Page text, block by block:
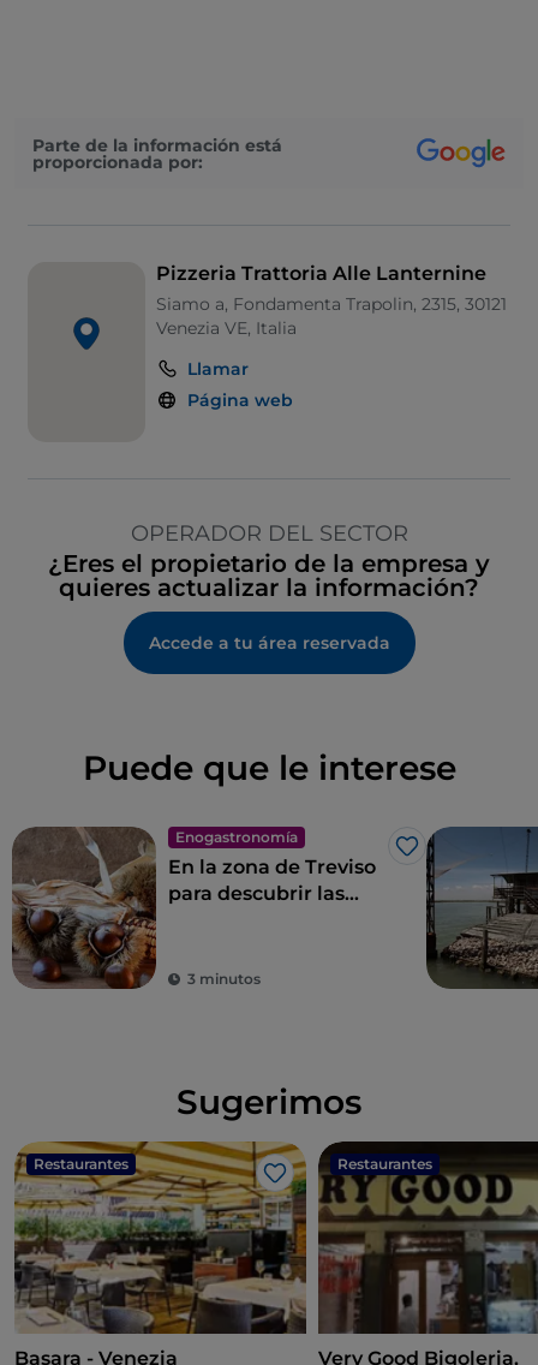
Parte de la información está
proporcionada por:
Pizzeria Trattoria Alle Lanternine
Siamo a, Fondamenta Trapolin, 2315, 30121
Venezia VE, Italia
Llamar
Página web
OPERADOR DEL SECTOR
¿Eres el propietario de la empresa y
quieres actualizar la información?
Accede a tu área reservada
Puede que le interese
Enogastronomía
Me gusta
En la zona de Treviso
para descubrir las
más sabrosas
3 minutos
Sugerimos
Restaurantes
Me gusta
Basara - Venezia
Restaurantes
Very Good Bigoleria,